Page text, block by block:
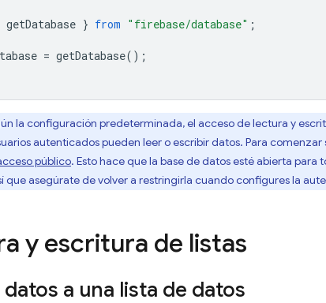
getDatabase } from "firebase/database" ;
= getDatabase();
la configuración predeterminada, el acceso de lectura y
autenticados pueden leer o escribir datos. Para
público. Esto hace que la base de datos esté abierta para
que asegúrate de volver a restringirla cuando configures la
y escritura de listas
a una lista de datos